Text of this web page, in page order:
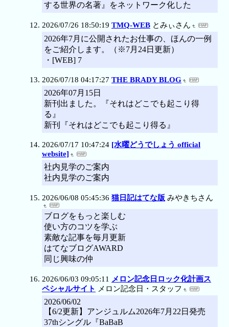
する世界の名著』をネットワーク化した
2026/07/26 18:50:19 TMQ-WEB とみぃさん
2026年7月に公開されたお仕事の、ほんの一例
をご紹介します。（※7月24日更新）
・[WEB] 7
2026/07/18 04:17:27 THE BRADY BLOG
2026年07月15日
新刊出ました。『それはどこでも起こり得
る』
新刊『それはどこでも起こり得る』
2026/07/17 10:47:24 [水曜どうでしょう official
website]
社内見学のご案内
社内見学のご案内
2026/06/08 05:45:36 猫日記はてな版 みやきちさん
ブログをもっと楽しむ
使い方のコツを学ぶ
素敵な記事を毎月更新
はてなブログAWARD
同じ興味の仲
2026/06/03 09:05:11
メロン記念日ロック化計画ス
ペシャルサイト
メロン記念日・スタッフ
2026/06/02
【6/2更新】アンジュルム2026年7月22日発売
37thシングル『BaBaB